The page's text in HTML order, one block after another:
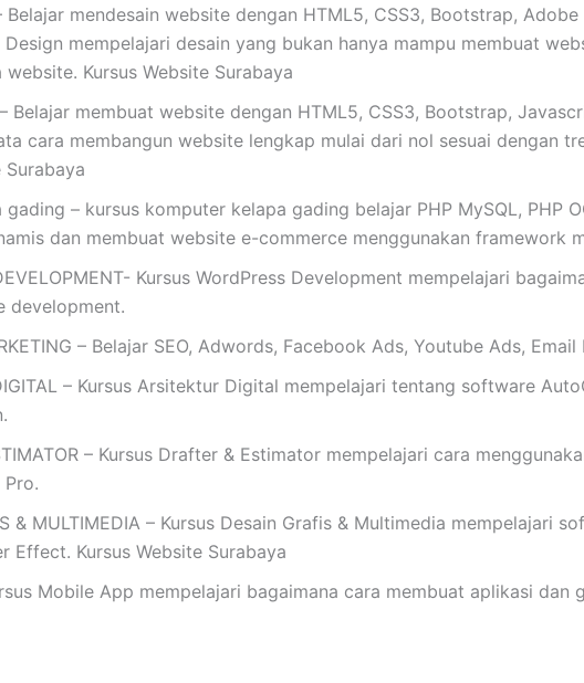
Belajar mendesain website dengan HTML5, CSS3, Bootstrap,
Design mempelajari desain yang bukan hanya mampu membuat
Kursus Website Surabaya
– Belajar membuat website dengan HTML5, CSS3, Bootstrap,
cara membangun website lengkap mulai dari nol sesuai dengan
Surabaya
– kursus komputer kelapa gading belajar PHP MySQL, PHP
dan membuat website e-commerce menggunakan framework
Kursus WordPress Development mempelajari
development.
– Belajar SEO, Adwords, Facebook Ads, Youtube Ads,
– Kursus Arsitektur Digital mempelajari tentang software
– Kursus Drafter & Estimator mempelajari cara
Pro.
& MULTIMEDIA – Kursus Desain Grafis & Multimedia mempelajari
Effect. Kursus Website Surabaya
Mobile App mempelajari bagaimana cara membuat aplikasi dan